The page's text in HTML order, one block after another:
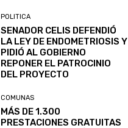
POLITICA
SENADOR CELIS DEFENDIÓ
LA LEY DE ENDOMETRIOSIS Y
PIDIÓ AL GOBIERNO
REPONER EL PATROCINIO
DEL PROYECTO
COMUNAS
MÁS DE 1.300
PRESTACIONES GRATUITAS